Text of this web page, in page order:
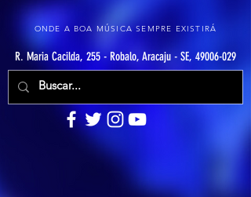
ONDE A BOA MÚSICA SEMPRE EXISTIRÁ
R. Maria Cacilda, 255 - Robalo, Aracaju - SE, 49006-029